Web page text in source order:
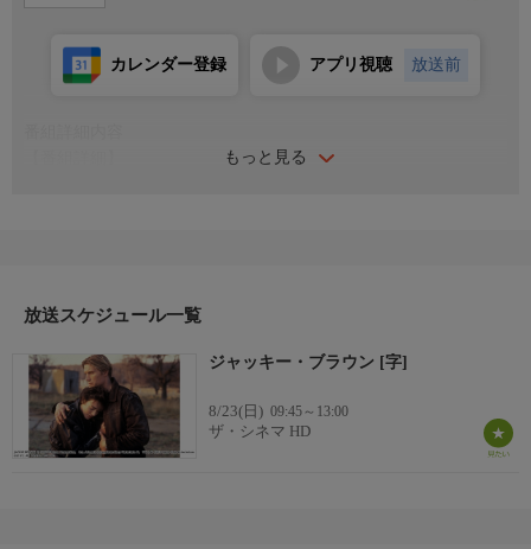
もっと見る
カレンダー登録 アプリ視聴 放送前
【監督】クエンティン・タランティーノ
ト・フォスター、ブリジット・フォンダほか
放送スケジュール一覧
ジャッキー・ブラウン [字]
8/23(日) 09:45～13:00
ザ・シネマ HD